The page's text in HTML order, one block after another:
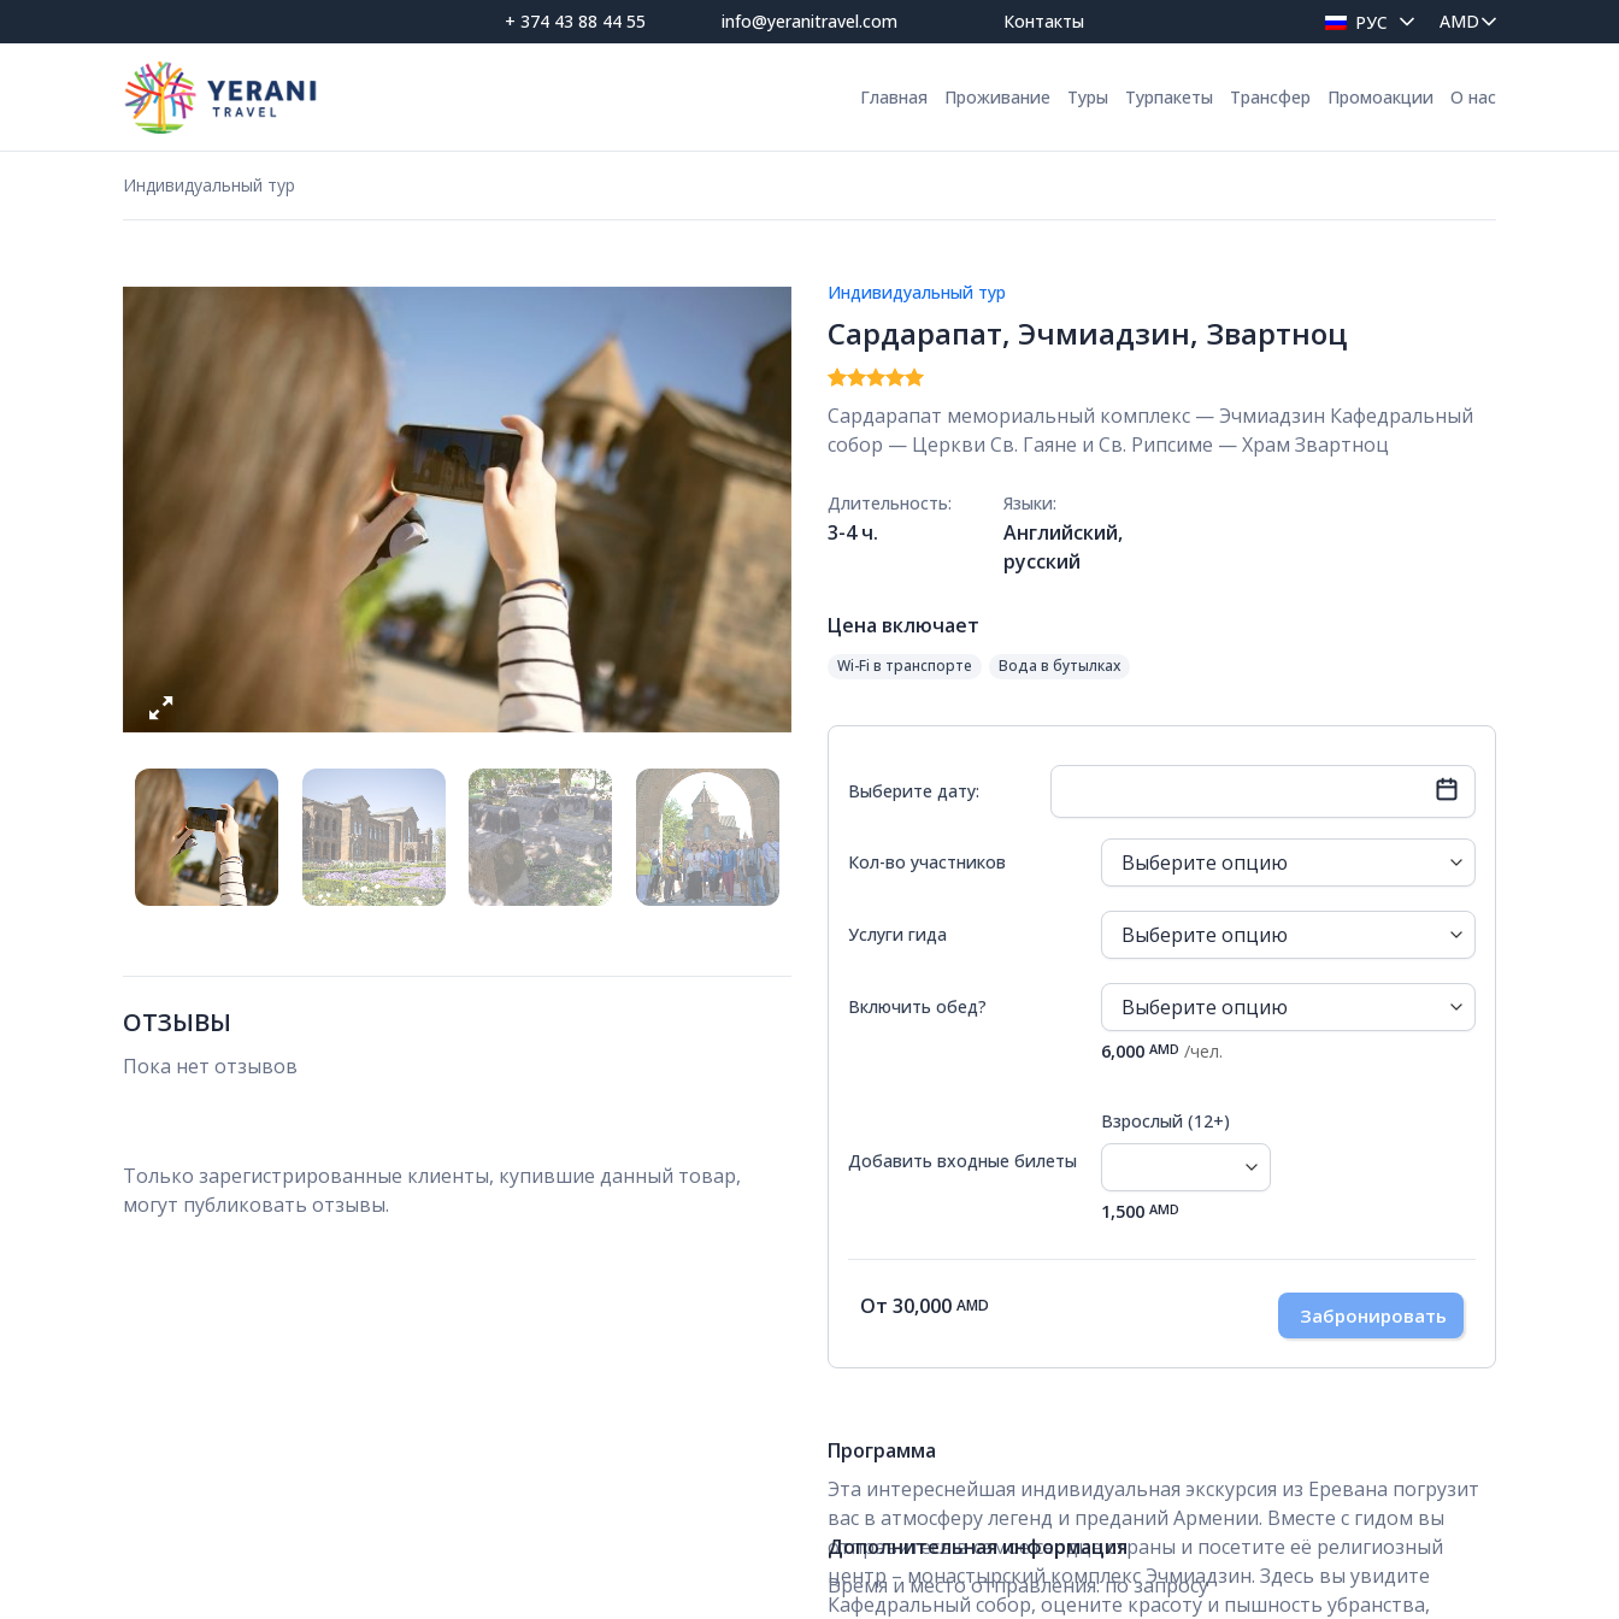
to
+ 374 43 88 44 55 info@yeranitravel.com Контакты РУС
Главная Проживание Туры Турпакеты Трансфер Промоакции О нас
Индивидуальный тур
ОТЗЫВЫ
Пока нет отзывов
Только зарегистрированные клиенты, купившие данный товар,
могут публиковать отзывы.
Индивидуальный тур
Сардарапат, Эчмиадзин, Звартноц
Рейтинг
из 5 на
основе
1
Сардарапат мемориальный комплекс — Эчмиадзин Кафедральный
собор — Церкви Св. Гаяне и Св. Рипсиме — Храм Звартноц
Длительность:
3-4 ч.
Языки:
Английский,
русский
Цена включает
Wi-Fi в транспорте Вода в бутылках
Выберите дату:
Пн Вт Ср
26 27 28 29 30 31 1
3 4 5 6 7 8
17 18 19
24 25 26
30 31 1 2 3 4 5
Кол-во участников
Услуги гида
Включить обед?
6,000 AMD /чел.
Добавить входные билеты
Взрослый (12+)
1,500 AMD
От 30,000 AMD Забронировать
Программа
Эта интереснейшая индивидуальная экскурсия из Еревана погрузит
вас в атмосферу легенд и преданий Армении. Вместе с гидом вы
отправитесь в самое сердце страны и посетите её религиозный
центр – монастырский комплекс Эчмиадзин. Здесь вы увидите
Кафедральный собор, оцените красоту и пышность убранства,
Дополнительная информация
Время и место отправления: по запросу